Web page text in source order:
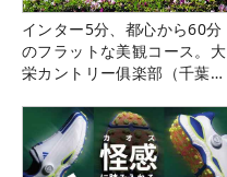
インター5分、都心から60分
のフラットな美観コース。大
栄カントリー俱楽部（千葉